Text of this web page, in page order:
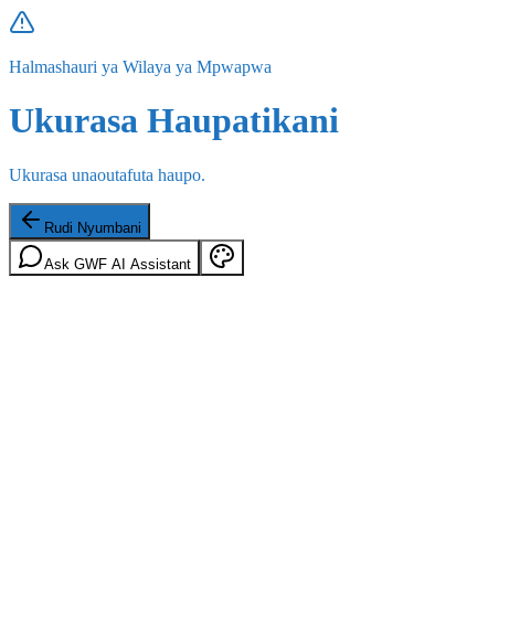
Halmashauri ya Wilaya ya Mpwapwa
Ukurasa Haupatikani
Ukurasa unaoutafuta haupo.
Rudi Nyumbani
Ask GWF AI Assistant